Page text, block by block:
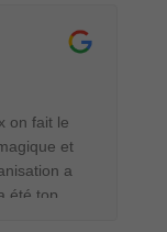
on fait le
et
a
été top